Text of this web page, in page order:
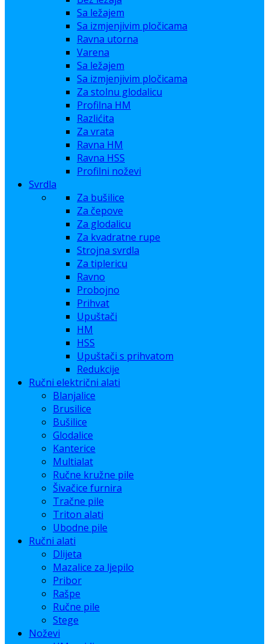
Sa ležajem
Sa izmjenjivim pločicama
Ravna utorna
Varena
Sa ležajem
Sa izmjenjivim pločicama
Za stolnu glodalicu
Profilna HM
Razlićita
Za vrata
Ravna HM
Ravna HSS
Profilni noževi
Svrdla
Za bušilice
Za čepove
Za glodalicu
Za kvadratne rupe
Strojna svrdla
Za tiplericu
Ravno
Probojno
Prihvat
Upuštači
HM
HSS
Upuštači s prihvatom
Redukcije
Ručni električni alati
Blanjalice
Brusilice
Bušilice
Glodalice
Kanterice
Multialat
Ručne kružne pile
Šivačice furnira
Tračne pile
Triton alati
Ubodne pile
Ručni alati
Dlijeta
Mazalice za ljepilo
Pribor
Rašpe
Ručne pile
Stege
Noževi